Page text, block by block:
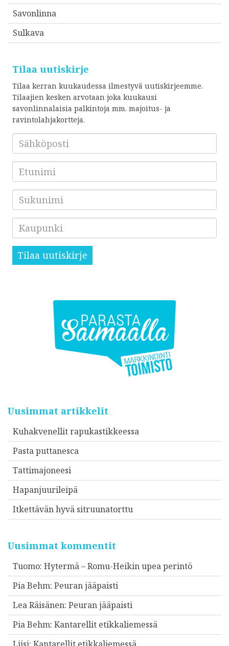
Savonlinna
Sulkava
Tilaa uutiskirje
Tilaa kerran kuukaudessa ilmestyvä uutiskirjeemme.
Tilaajien kesken arvotaan joka kuukausi
savonlinnalaisia palkintoja mm. majoitus- ja
ravintolahjakortteja.
Sähköposti
Etunimi
Sukunimi
Kaupunki
Tilaa uutiskirje
Uusimmat artikkelit
Kuhakvenellit rapukastikkeessa
Pasta puttanesca
Tattimajoneesi
Hapanjuurileipä
Itkettävän hyvä sitruunatorttu
Uusimmat kommentit
Tuomo: Hytermä – Romu-Heikin upea perintö
Pia Behm: Peuran jääpaisti
Lea Räisänen: Peuran jääpaisti
Pia Behm: Kantarellit etikkaliemessä
Liisi: Kantarellit etikkaliemessä